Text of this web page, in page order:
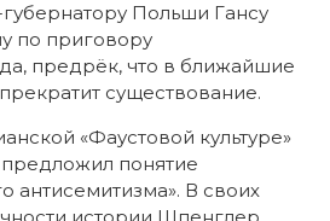
Польши Гансу
по приговору
предрёк, что в ближайшие
существование.
«Фаустовой культуре»
понятие
антисемитизма». В своих